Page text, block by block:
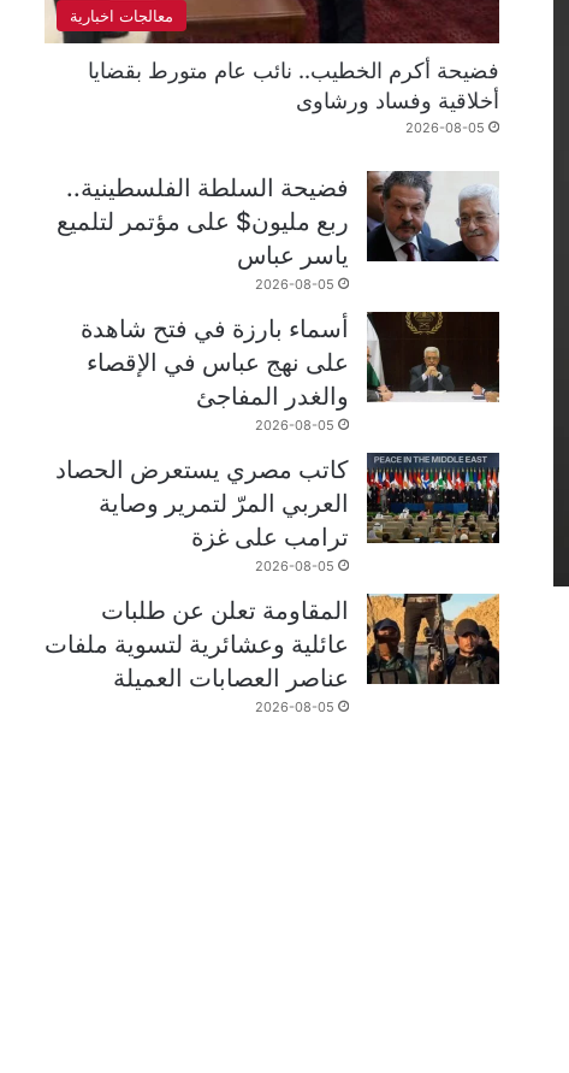
معالجات اخبارية
فضيحة أكرم الخطيب.. نائب عام متورط بقضايا
أخلاقية وفساد ورشاوى
2026-08-05
فضيحة السلطة الفلسطينية..
ربع مليون$ على مؤتمر لتلميع
ياسر عباس
2026-08-05
أسماء بارزة في فتح شاهدة
على نهج عباس في الإقصاء
والغدر المفاجئ
2026-08-05
كاتب مصري يستعرض الحصاد
العربي المرّ لتمرير وصاية
ترامب على غزة
2026-08-05
المقاومة تعلن عن طلبات
عائلية وعشائرية لتسوية ملفات
عناصر العصابات العميلة
2026-08-05